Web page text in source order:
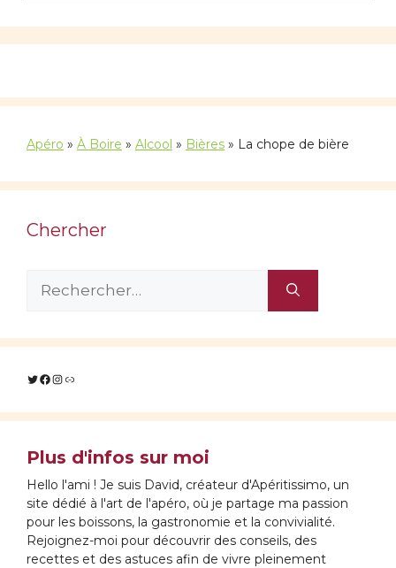
Apéro » À Boire » Alcool » Bières » La chope de bière
Chercher
Rechercher :
Twitter
Facebook
Instagram
Lien
Plus d'infos sur moi
Hello l'ami ! Je suis David, créateur d'Apéritissimo, un
site dédié à l'art de l'apéro, où je partage ma passion
pour les boissons, la gastronomie et la convivialité.
Rejoignez-moi pour découvrir des conseils, des
recettes et des astuces afin de vivre pleinement